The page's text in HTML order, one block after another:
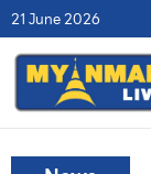
21 June 2026